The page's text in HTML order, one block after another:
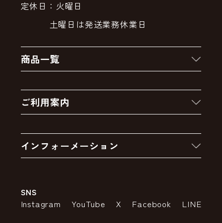
定休日：火曜日
土曜日は発送業務休業日
商品一覧
クーポン
卸販売・大量注文
アウトレットセール
ご利用案内
お支払いについて
インフォーメーション
特定商取引法の表示
SNS
Instagram YouTube X Facebook LINE